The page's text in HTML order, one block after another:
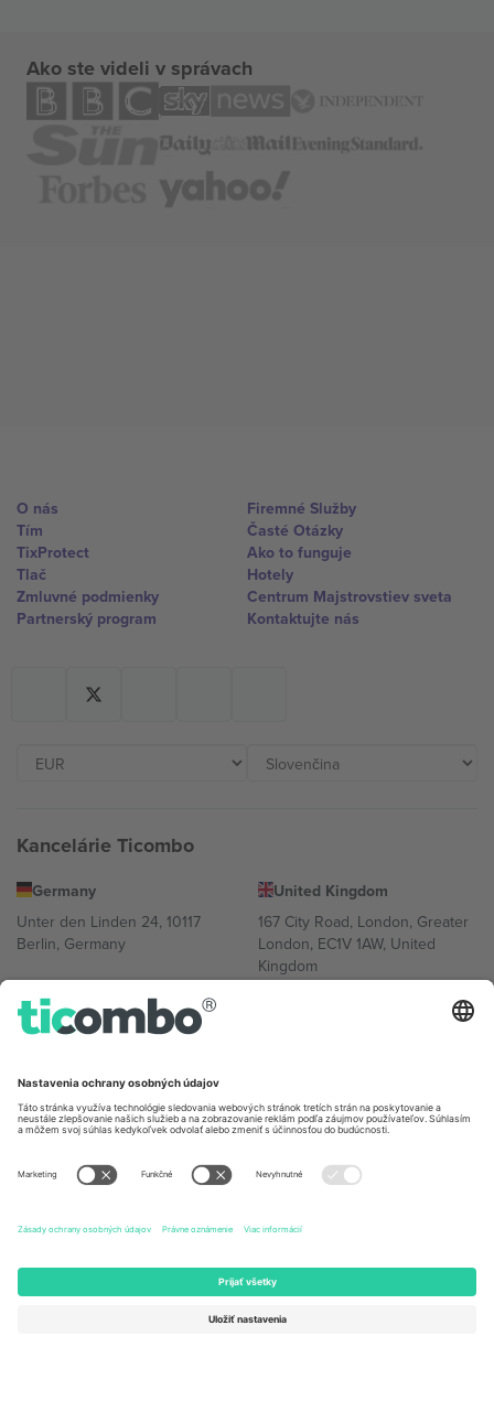
Ako ste videli v správach
O nás
Tím
TixProtect
Tlač
Zmluvné podmienky
Partnerský program
Firemné Služby
Časté Otázky
Ako to funguje
Hotely
Centrum Majstrovstiev sveta
Kontaktujte nás
Kancelárie Ticombo
Germany
Unter den Linden 24, 10117
Berlin, Germany
United Kingdom
167 City Road, London, Greater
London, EC1V 1AW, United
Kingdom
United States
States
Bulgaria
Regus Sofia City West, bul
Totleben 53-55, 1606 Sofia,
United Arab Emirates
UAE Dubai Silicon Oasis, DDP
Building A1, Office 302, Dubai,
Mexico
Av Chapultepec 360, Roma